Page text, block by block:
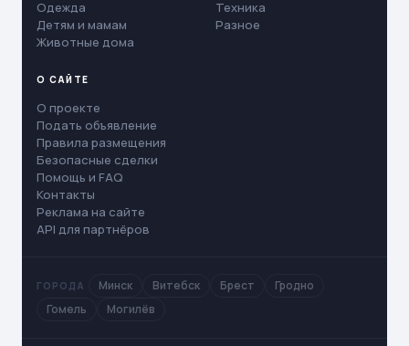
Одежда
Детям и мамам
Животные дома
Техника
Разное
О САЙТЕ
О проекте
Подать объявление
Правила размещения
Безопасные сделки
Помощь и FAQ
Контакты
Реклама на сайте
API для партнёров
ГОРОДА Минск Витебск Брест
Гродно
Гомель
Могилёв